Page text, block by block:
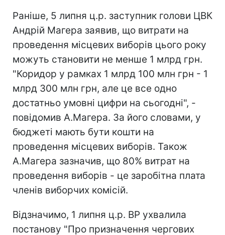
Раніше, 5 липня ц.р. заступник голови ЦВК
Андрій Магера заявив, що витрати на
проведення місцевих виборів цього року
можуть становити не менше 1 млрд грн.
"Коридор у рамках 1 млрд 100 млн грн - 1
млрд 300 млн грн, але це все одно
достатньо умовні цифри на сьогодні", -
повідомив А.Магера. За його словами, у
бюджеті мають бути кошти на
проведення місцевих виборів. Також
А.Магера зазначив, що 80% витрат на
проведення виборів - це заробітна плата
членів виборчих комісій.
Відзначимо, 1 липня ц.р. ВР ухвалила
постанову "Про призначення чергових